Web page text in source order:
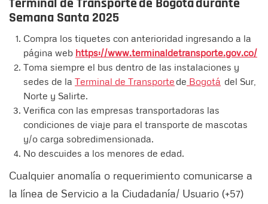
Terminal de Transporte de Bogotá durante
Semana Santa 2025
Compra los tiquetes con anterioridad ingresando a la
página web https://www.terminaldetransporte.gov.co/
Toma siempre el bus dentro de las instalaciones y
sedes de la Terminal de Transporte de Bogotá del Sur,
Norte y Salirte.
Verifica con las empresas transportadoras las
condiciones de viaje para el transporte de mascotas
y/o carga sobredimensionada.
No descuides a los menores de edad.
Cualquier anomalía o requerimiento comunicarse a
la línea de Servicio a la Ciudadanía/ Usuario (+57)